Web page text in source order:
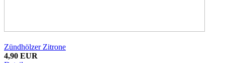
Zündhölzer Zitrone
4,90 EUR